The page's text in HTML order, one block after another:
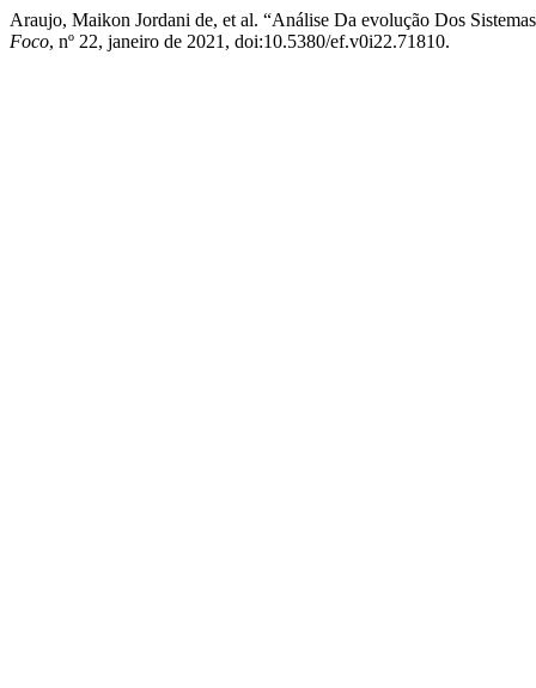
Araujo, Maikon Jordani de, et al. “Análise Da evolução Dos
Foco, nº 22, janeiro de 2021, doi:10.5380/ef.v0i22.71810.